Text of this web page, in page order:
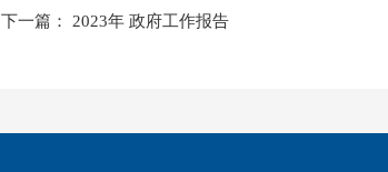
去、请进来”力度不减、标准不降，
下一篇： 2023年 政府工作报告